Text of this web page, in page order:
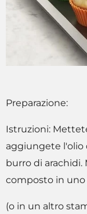
Preparazione:
Istruzioni:
aggiungete l'olio
burro di arachidi.
composto in uno
(o in un altro